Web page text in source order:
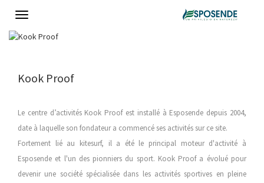
Toggle
Kook Proof
Le centre d’activités Kook Proof est installé à Esposende depuis 2004,
date à laquelle son fondateur a commencé ses activités sur ce site.
Fortement lié au kitesurf, il a été le principal moteur d'activité à
Esposende et l'un des pionniers du sport. Kook Proof a évolué pour
devenir une société spécialisée dans les activités sportives en pleine